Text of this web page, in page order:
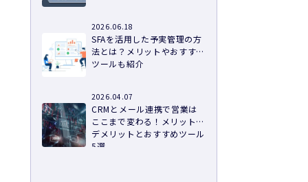
2026.06.18
SFAを活用した予実管理の方
法とは？メリットやおすすめ
ツールも紹介
2026.04.07
CRMとメール連携で営業は
ここまで変わる！メリット・
デメリットとおすすめツール
5選